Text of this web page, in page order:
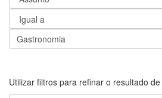
Utilizar filtros para refinar o resultado